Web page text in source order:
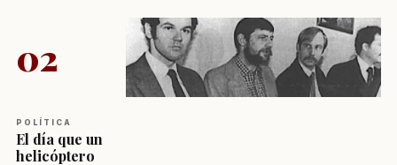
02
POLÍTICA
El día que un
helicóptero